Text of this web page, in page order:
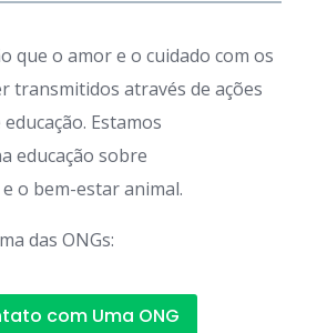
que o amor e o cuidado com os
transmitidos através de ações
Estamos
educação sobre
o bem-estar animal.
das ONGs:
com Uma ONG